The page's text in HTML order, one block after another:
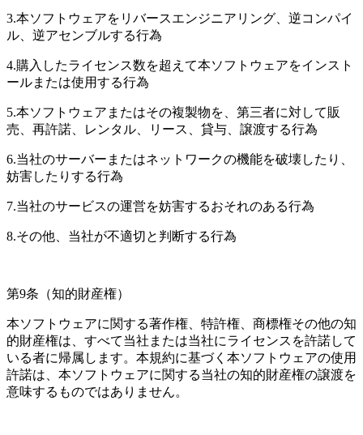
3.本ソフトウェアをリバースエンジニアリング、逆コンパイ
ル、逆アセンブルする行為
4.購入したライセンス数を超えて本ソフトウェアをインスト
ールまたは使用する行為
5.本ソフトウェアまたはその複製物を、第三者に対して販
売、再許諾、レンタル、リース、貸与、譲渡する行為
6.当社のサーバーまたはネットワークの機能を破壊したり、
妨害したりする行為
7.当社のサービスの運営を妨害するおそれのある行為
8.その他、当社が不適切と判断する行為
第9条（知的財産権）
本ソフトウェアに関する著作権、特許権、商標権その他の知
的財産権は、すべて当社または当社にライセンスを許諾して
いる者に帰属します。本規約に基づく本ソフトウェアの使用
許諾は、本ソフトウェアに関する当社の知的財産権の譲渡を
意味するものではありません。